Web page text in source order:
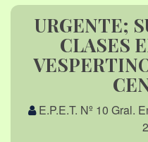
URGENTE;
CLASES
E.P.E.T. Nº 10 Gral.